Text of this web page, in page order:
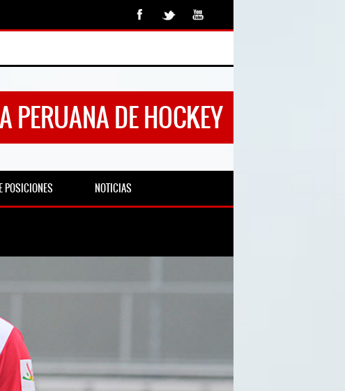
PERUANA DE HOCKEY
POSICIONES NOTICIAS